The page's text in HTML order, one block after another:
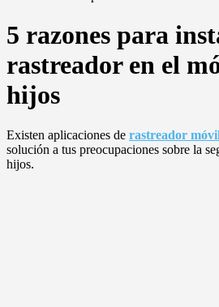
5 razones para
rastreador en el
hijos
Existen aplicaciones de rastreador
solución a tus preocupaciones sobre la
hijos.